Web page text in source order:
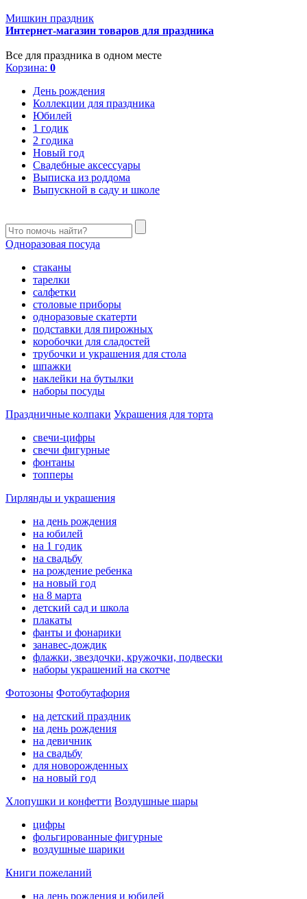
Мишкин праздник
Интернет-магазин товаров для праздника
Все для праздника в одном месте
Корзина: 0
День рождения
Коллекции для праздника
Юбилей
1 годик
2 годика
Новый год
Свадебные аксессуары
Выписка из роддома
Выпускной в саду и школе
Одноразовая посуда
стаканы
тарелки
салфетки
столовые приборы
одноразовые скатерти
подставки для пирожных
коробочки для сладостей
трубочки и украшения для стола
шпажки
наклейки на бутылки
наборы посуды
Праздничные колпаки Украшения для торта
свечи-цифры
свечи фигурные
фонтаны
топперы
Гирлянды и украшения
на день рождения
на юбилей
на 1 годик
на свадьбу
на рождение ребенка
на новый год
на 8 марта
детский сад и школа
плакаты
фанты и фонарики
занавес-дождик
флажки, звездочки, кружочки, подвески
наборы украшений на скотче
Фотозоны Фотобутафория
на детский праздник
на день рождения
на девичник
на свадьбу
для новорожденных
на новый год
Хлопушки и конфетти Воздушные шары
цифры
фольгированные фигурные
воздушные шарики
Книги пожеланий
на день рождения и юбилей